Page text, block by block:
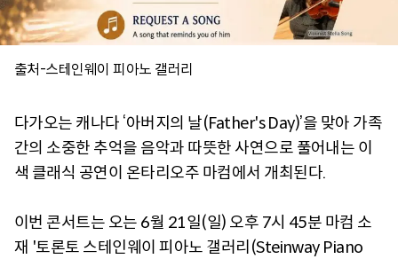
출처-스테인웨이 피아노 갤러리
다가오는 캐나다 ‘아버지의 날(Father's Day)’을 맞아 가족
간의 소중한 추억을 음악과 따뜻한 사연으로 풀어내는 이
색 클래식 공연이 온타리오주 마컴에서 개최된다.
이번 콘서트는 오는 6월 21일(일) 오후 7시 45분 마컴 소
재 '토론토 스테인웨이 피아노 갤러리(Steinway Piano